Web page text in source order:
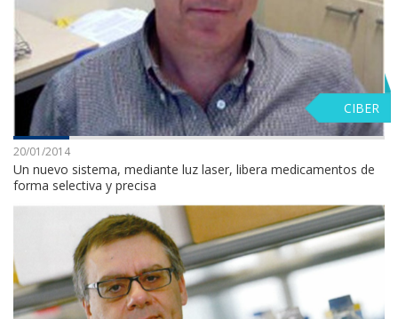
CIBER
20/01/2014
Un nuevo sistema, mediante luz laser, libera medicamentos de
forma selectiva y precisa